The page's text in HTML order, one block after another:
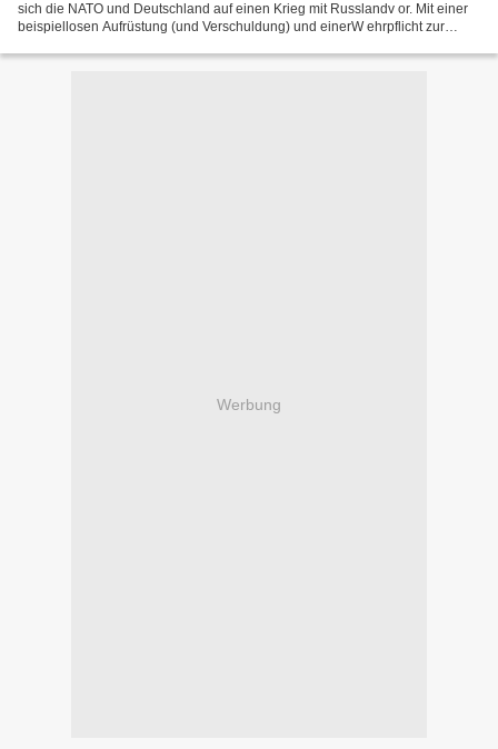
sich die NATO und Deutschland auf einen Krieg mit Russlandv or. Mit einer
beispiellosen Aufrüstung (und Verschuldung) und einerW ehrpflicht zur
Werbung